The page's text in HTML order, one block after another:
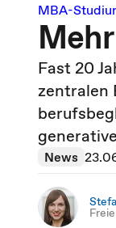
MBA-
Fast 20
zentralen
News